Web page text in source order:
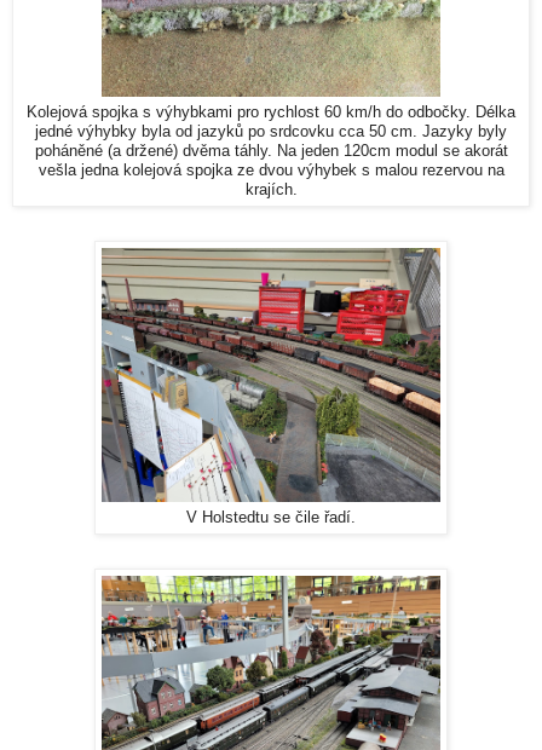
Kolejová spojka s výhybkami pro rychlost 60 km/h do odbočky. Délka
jedné výhybky byla od jazyků po srdcovku cca 50 cm. Jazyky byly
poháněné (a držené) dvěma táhly. Na jeden 120cm modul se akorát
vešla jedna kolejová spojka ze dvou výhybek s malou rezervou na
krajích.
V Holstedtu se čile řadí.